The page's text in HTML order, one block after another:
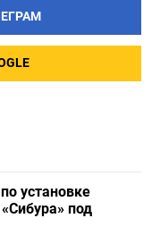
установке
под